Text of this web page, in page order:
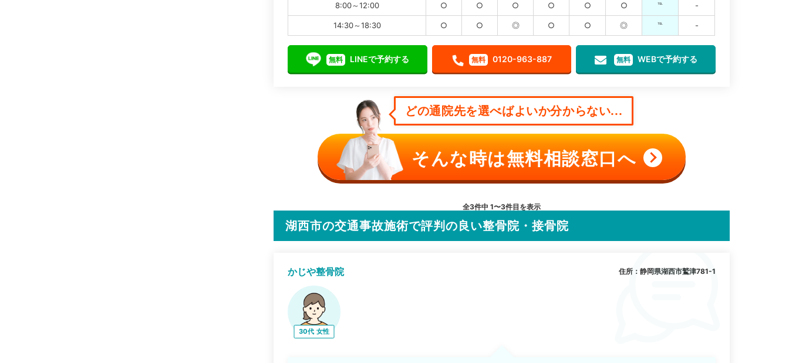
8:00～12:00 ○ ○ ○ ○ ○ ○ ℡ -
14:30～18:30 ○ ○ ◎ ○ ○ ◎ ℡ -
無料 LINEで予約する 無料 0120-963-887 無料 WEBで予約する
どの通院先を選べばよいか分からない...
そんな時は無料相談窓口へ
全3件中 1〜3件目を表示
湖西市の交通事故施術で評判の良い整骨院・接骨院
かじや整骨院 住所：静岡県湖西市鷲津781-1
30代 女性